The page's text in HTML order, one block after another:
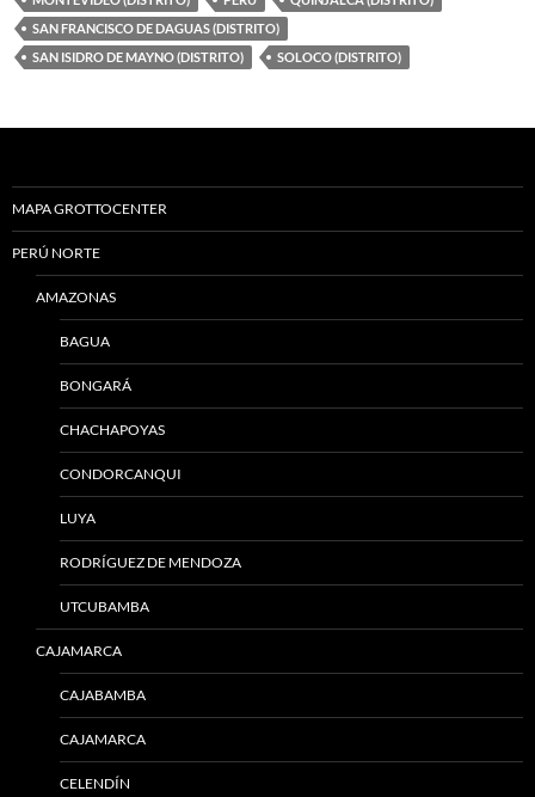
SAN FRANCISCO DE DAGUAS (DISTRITO)
SAN ISIDRO DE MAYNO (DISTRITO)
SOLOCO (DISTRITO)
MAPA GROTTOCENTER
PERÚ NORTE
AMAZONAS
BAGUA
BONGARÁ
CHACHAPOYAS
CONDORCANQUI
LUYA
RODRÍGUEZ DE MENDOZA
UTCUBAMBA
CAJAMARCA
CAJABAMBA
CAJAMARCA
CELENDÍN